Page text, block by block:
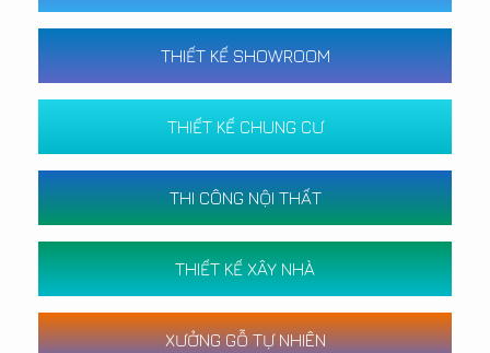
THIẾT KẾ SHOWROOM
THIẾT KẾ CHUNG CƯ
THI CÔNG NỘI THẤT
THIẾT KẾ XÂY NHÀ
XƯỞNG GỖ TỰ NHIÊN